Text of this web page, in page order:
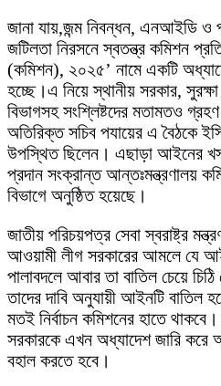
জানা যায়,জন্ম নিবন্ধন, এনআইডি ও
জটিলতা নিরসনে স্বতন্ত্র কমিশন
(কমিশন), ২০২৫’ নামে একটি
হচ্ছে।এ নিয়ে স্থানীয় সরকার, সুরক্ষা
বিভাগসহ সংশ্লিষ্টদের মতামতও গ্রহণ
অতিরিক্ত সচিব পযায়ের এ বৈঠকে
উপস্থিত ছিলেন। এছাড়া আইনের
প্রদান সংক্রান্ত আন্তঃমন্ত্রণালয়
বিভাগে অনুষ্ঠিত হয়েছে।
জাতীয় পরিচয়পত্র সেবা স্বরাষ্ট্র
আওয়ামী লীগ সরকারের আমলে যে
পালাবদলে আবার তা বাতিল চেয়ে চিঠি
তাদের দাবি অনুযায়ী আইনটি বাতিল
মতই নির্বাচন কমিশনের হাতে
সরকারকে এখন অধ্যাদেশ জারি
বহাল করতে হবে।